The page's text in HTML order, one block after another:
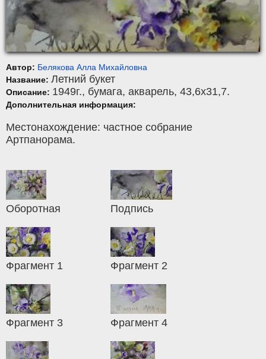
Автор: Белякова Алла Михайловна
Название: Летний букет
Описание: 1949г., бумага, акварель, 43,6x31,7.
Дополнительная информация:
Местонахождение: частное собрание
Артпанорама.
Оборотная Подпись
Фрагмент 1 Фрагмент 2
Фрагмент 3 Фрагмент 4